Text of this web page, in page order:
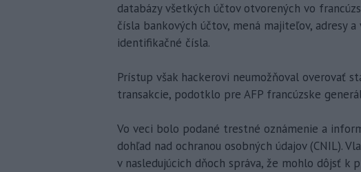
databázy všetkých účtov otvorených vo
čísla bankových účtov, mená majiteľov, adresy
identifikačné čísla.
Prístup však hackerovi neumožňoval overovať
transakcie, podotklo pre AFP francúzske
Vo veci bolo podané trestné oznámenie a
dohľad nad ochranou osobných údajov (CNIL).
v nasledujúcich dňoch správa, že mohlo dôjsť k